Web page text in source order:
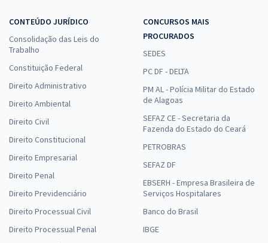
CONTEÚDO JURÍDICO
Consolidação das Leis do
Trabalho
Constituição Federal
Direito Administrativo
Direito Ambiental
Direito Civil
Direito Constitucional
Direito Empresarial
Direito Penal
Direito Previdenciário
Direito Processual Civil
Direito Processual Penal
CONCURSOS MAIS
PROCURADOS
SEDES
PC DF - DELTA
PM AL - Polícia Militar do Estado
de Alagoas
SEFAZ CE - Secretaria da
Fazenda do Estado do Ceará
PETROBRAS
SEFAZ DF
EBSERH - Empresa Brasileira de
Serviços Hospitalares
Banco do Brasil
IBGE